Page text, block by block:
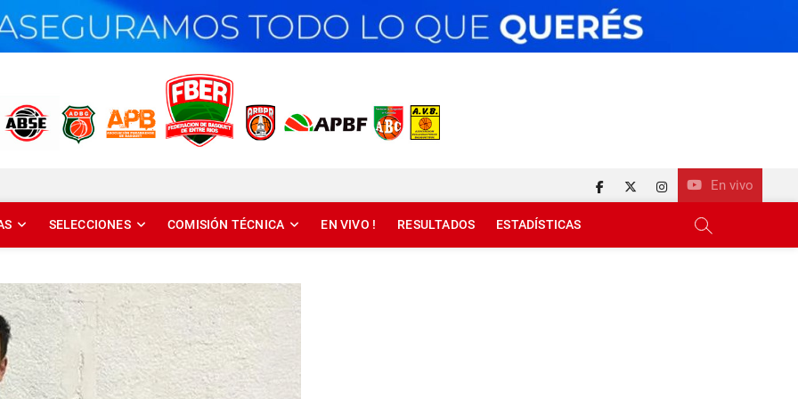
DE ENTRE RÍOS En vivo
facebook
twitterinstagram
SELECCIONES COMISIÓN TÉCNICA EN VIVO ! RESULTADOS ESTADÍSTICAS